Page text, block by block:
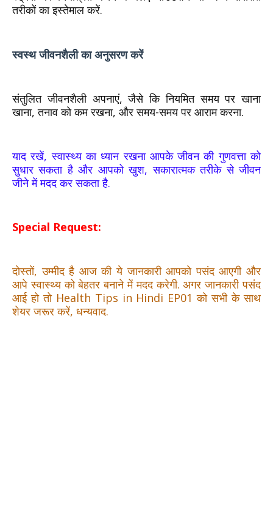
तरीकों का इस्तेमाल करें.
स्वस्थ जीवनशैली का अनुसरण करें
संतुलित जीवनशैली अपनाएं, जैसे कि नियमित समय पर खाना
खाना, तनाव को कम रखना, और समय-समय पर आराम करना.
याद रखें, स्वास्थ्य का ध्यान रखना आपके जीवन की गुणवत्ता को
सुधार सकता है और आपको खुश, सकारात्मक तरीके से जीवन
जीने में मदद कर सकता है.
Special Request:
दोस्तों, उम्मीद है आज की ये जानकारी आपको पसंद आएगी और
आपे स्वास्थ्य को बेहतर बनाने में मदद करेगी. अगर जानकारी पसंद
आई हो तो Health Tips in Hindi EP01 को सभी के साथ
शेयर जरूर करें, धन्यवाद.